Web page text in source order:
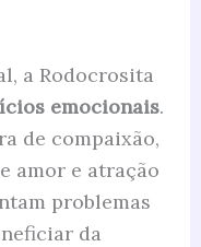
a Rodocrosita
emocionais.
de compaixão,
amor e atração
problemas
da